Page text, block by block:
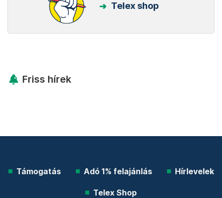
Telex shop
Friss hírek
Támogatás Adó 1% felajánlás Hírlevelek
Telex Shop